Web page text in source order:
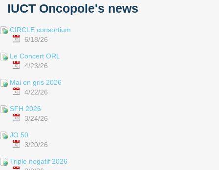
IUCT Oncopole's news
CIRCLE consortium
6/18/26
Le Concert ORL
4/23/26
Mai en gris 2026
4/22/26
SFH 2026
3/24/26
JO 50
3/20/26
Triple negatif 2026